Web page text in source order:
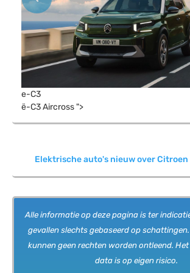
e-C3
ë-C3 Aircross ">
Previous
Elektrische auto's nieuw over Citroen
Alle informatie op deze pagina is ter
gevallen slechts gebaseerd op
kunnen geen rechten worden ontleend.
data is op eigen risico.